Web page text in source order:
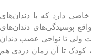
دارد که با دندان‌های
پوسیدگی‌های دندان‌های
ولی تا نواحی عصب دندان
تا آن زمان دردی هم